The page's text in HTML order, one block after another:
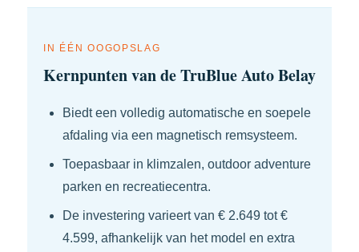
IN ÉÉN OOGOPSLAG
Kernpunten van de TruBlue Auto Belay
Biedt een volledig automatische en soepele
afdaling via een magnetisch remsysteem.
Toepasbaar in klimzalen, outdoor adventure
parken en recreatiecentra.
De investering varieert van € 2.649 tot €
4.599, afhankelijk van het model en extra